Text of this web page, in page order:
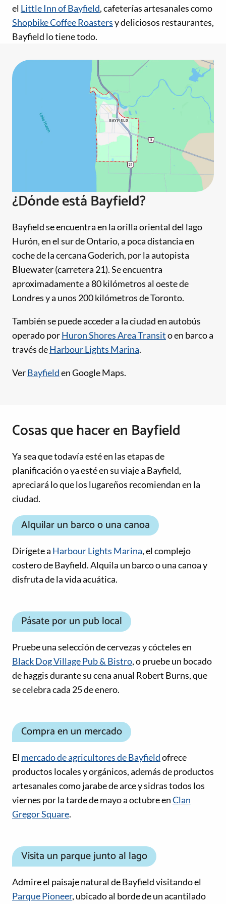
el Little Inn of Bayfield, cafeterías artesanales como
Shopbike Coffee Roastersy deliciosos restaurantes,
Bayfield lo tiene todo.
¿Dónde está Bayfield?
Bayfield se encuentra en la orilla oriental del lago
Hurón, en el sur de Ontario, a poca distancia en
coche de la cercana Goderich, por la autopista
Bluewater (carretera 21). Se encuentra
aproximadamente a 80 kilómetros al oeste de
Londres y a unos 200 kilómetros de Toronto.
También se puede acceder a la ciudad en autobús
operado porHuron Shores Area Transito en barco a
través deHarbour Lights Marina.
VerBayfielden Google Maps.
Cosas que hacer en Bayfield
Ya sea que todavía esté en las etapas de
planificación o ya esté en su viaje a Bayfield,
apreciará lo que los lugareños recomiendan en la
ciudad.
Alquilar un barco o una canoa
Dirígete a Harbour Lights Marina, el complejo
costero de Bayfield. Alquila un barco o una canoa y
disfruta de la vida acuática.
Pásate por un pub local
Pruebe una selección de cervezas y cócteles en
Black Dog Village Pub & Bistro, o pruebe un bocado
de haggis durante su cena anual Robert Burns, que
se celebra cada 25 de enero.
Compra en un mercado
El mercado de agricultores de Bayfieldofrece
productos locales y orgánicos, además de productos
artesanales como jarabe de arce y sidras todos los
viernes por la tarde de mayo a octubre enClan
Gregor Square.
Visita un parque junto al lago
Admire el paisaje natural de Bayfield visitando el
Parque Pioneer, ubicado al borde de un acantilado